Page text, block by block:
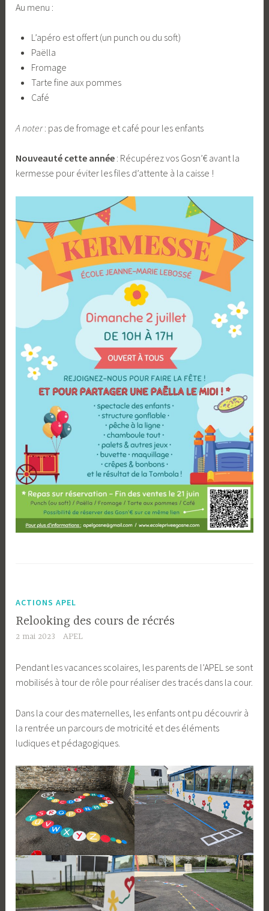
Au menu :
L’apéro est offert (un punch ou du soft)
Paëlla
Fromage
Tarte fine aux pommes
Café
A noter: pas de fromage et café pour les enfants
Nouveauté cette année : Récupérez vos Gosn’€ avant la
kermesse pour éviter les files d’attente à la caisse !
ACTIONS APEL
Relooking des cours de récrés
2 mai 2023 APEL
Pendant les vacances scolaires, les parents de l’APEL se sont
mobilisés à tour de rôle pour réaliser des tracés dans la cour.
Dans la cour des maternelles, les enfants ont pu découvrir à
la rentrée un parcours de motricité et des éléments
ludiques et pédagogiques.